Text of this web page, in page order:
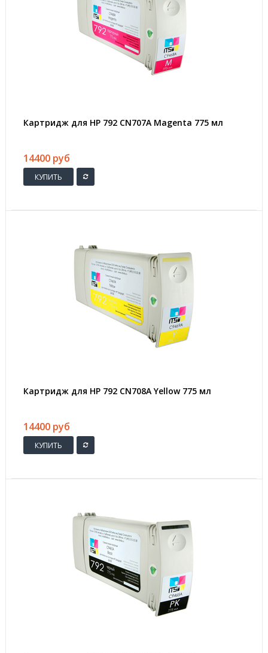
Картридж для HP 792 CN707A Magenta 775 мл
14400 руб
КУПИТЬ
Картридж для HP 792 CN708A Yellow 775 мл
14400 руб
КУПИТЬ